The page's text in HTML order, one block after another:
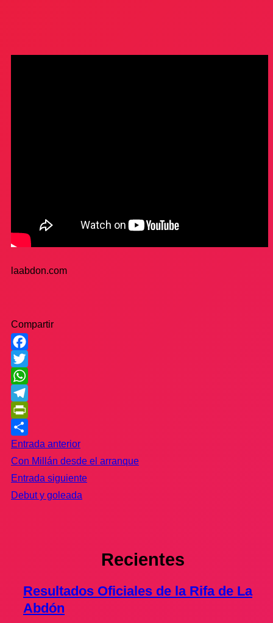
laabdon.com
Compartir
Facebook
Twitter
WhatsApp
Telegram
PrintFriendly
Compartir
Entrada anterior
Con Millán desde el arranque
Entrada siguiente
Debut y goleada
Recientes
Resultados Oficiales de la Rifa de La
Abdón